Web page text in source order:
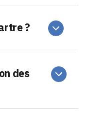
?
des